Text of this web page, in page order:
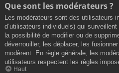
Que sont les modérateurs ?
Les modérateurs sont des utilisateurs
d’utilisateurs individuels) qui
la possibilité de modifier ou de
déverrouiller, les déplacer, les
modèrent. En règle générale, les
utilisateurs respectent les règles
Haut